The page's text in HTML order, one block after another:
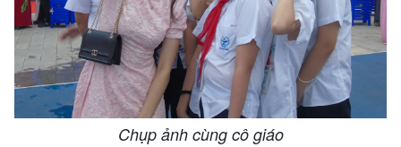
Chụp ảnh cùng cô giáo